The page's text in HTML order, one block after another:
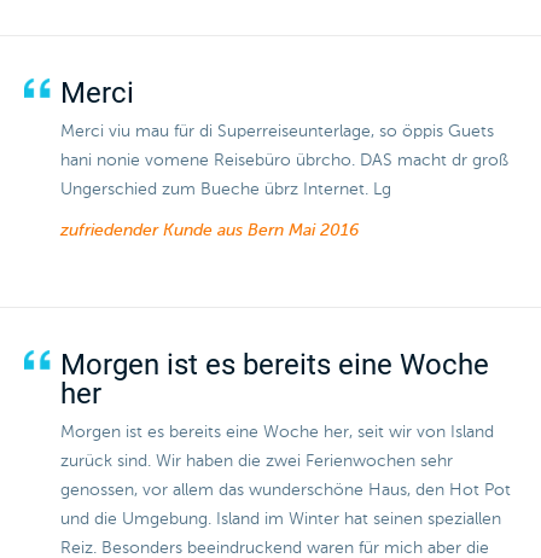
Merci
Merci viu mau für di Superreiseunterlage, so öppis Guets
hani nonie vomene Reisebüro übrcho. DAS macht dr groß
Ungerschied zum Bueche übrz Internet. Lg
zufriedender Kunde aus Bern Mai 2016
Morgen ist es bereits eine Woche
her
Morgen ist es bereits eine Woche her, seit wir von Island
zurück sind. Wir haben die zwei Ferienwochen sehr
genossen, vor allem das wunderschöne Haus, den Hot Pot
und die Umgebung. Island im Winter hat seinen speziallen
Reiz. Besonders beeindruckend waren für mich aber die